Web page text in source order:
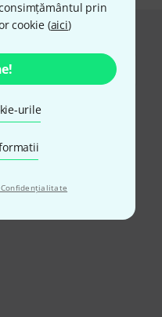
prin
cookie (aici)
urile
cu Ramburs, Transfer
de zile